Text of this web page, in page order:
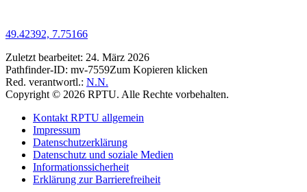
49.42392, 7.75166
Zuletzt bearbeitet: 24. März 2026
Pathfinder-ID: mv-7559Zum Kopieren klicken
Red. verantwortl.: N.N.
Copyright © 2026 RPTU. Alle Rechte vorbehalten.
Kontakt RPTU allgemein
Impressum
Datenschutzerklärung
Datenschutz und soziale Medien
Informationssicherheit
Erklärung zur Barrierefreiheit